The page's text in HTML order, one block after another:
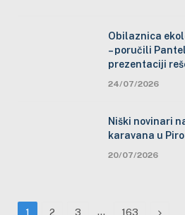
Obilaznica
– poručili
prezentaciji
24/07/2026
Niški novinari
karavana u
20/07/2026
1 2 3 … 163 Next